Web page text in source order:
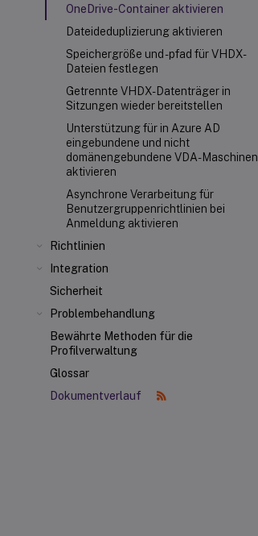
OneDrive-Container aktivieren
Dateideduplizierung aktivieren
Speichergröße und -pfad für VHDX-
Dateien festlegen
Getrennte VHDX-Datenträger in
Sitzungen wieder bereitstellen
Unterstützung für in Azure AD
eingebundene und nicht
domänengebundene VDA-Maschinen
aktivieren
Asynchrone Verarbeitung für
Benutzergruppenrichtlinien bei
Anmeldung aktivieren
Richtlinien
Integration
Sicherheit
Problembehandlung
Bewährte Methoden für die
Profilverwaltung
Glossar
Dokumentverlauf